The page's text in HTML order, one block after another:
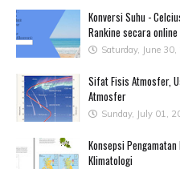
Konversi Suhu -
Rankine secara online
Saturday, June
Sifat Fisis Atmosfer,
Atmosfer
Sunday, July 01,
Konsepsi
Klimatologi